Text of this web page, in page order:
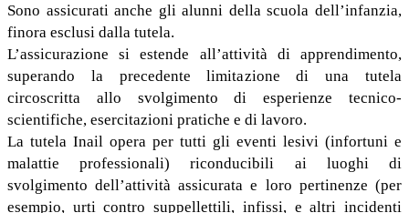
Sono assicurati anche gli alunni della scuola dell’infanzia,
finora esclusi dalla tutela.
L’assicurazione si estende all’attività di apprendimento,
superando la precedente limitazione di una tutela
circoscritta allo svolgimento di esperienze tecnico-
scientifiche, esercitazioni pratiche e di lavoro.
La tutela Inail opera per tutti gli eventi lesivi (infortuni e
malattie professionali) riconducibili ai luoghi di
svolgimento dell’attività assicurata e loro pertinenze (per
esempio, urti contro suppellettili, infissi, e altri incidenti